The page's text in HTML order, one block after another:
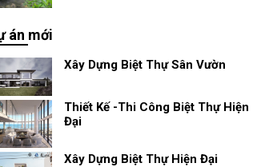
án mới
Xây Dựng Biệt Thự Sân Vườn
Thiết Kế -Thi Công Biệt Thự Hiện
Đại
Xây Dựng Biệt Thự Hiện Đại